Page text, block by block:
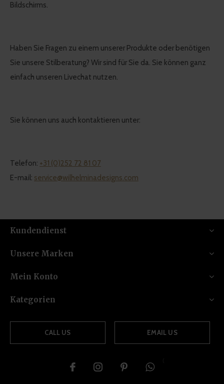
Bildschirms.
Haben Sie Fragen zu einem unserer Produkte oder benötigen
Sie unsere Stilberatung? Wir sind für Sie da. Sie können ganz
einfach unseren Livechat nutzen.
Sie können uns auch kontaktieren unter:
Telefon: +31 (0)252 72 81 07
E-mail: service@wilhelminadesigns.com
Kundendienst
Unsere Marken
Mein Konto
Kategorien
CALL US EMAIL US